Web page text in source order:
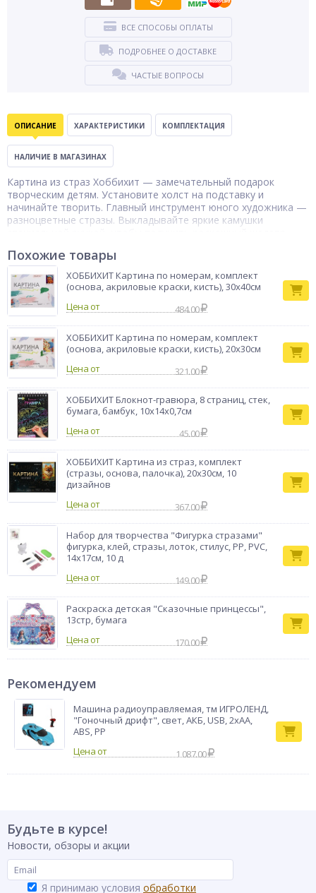
ВСЕ СПОСОБЫ ОПЛАТЫ
ПОДРОБНЕЕ О ДОСТАВКЕ
ЧАСТЫЕ ВОПРОСЫ
ОПИСАНИЕ ХАРАКТЕРИСТИКИ КОМПЛЕКТАЦИЯ
НАЛИЧИЕ В МАГАЗИНАХ
Картина из страз Хоббихит — замечательный подарок
творческим детям. Установите холст на подставку и
начинайте творить. Главный инструмент юного художника —
разноцветные стразы. Выкладывайте яркие камушки
Готовая работа станет прекрасным украшением интерьера и
памятным презентом родителям.
Тип товара
Набор для
Бренд
ХоббиХИТ
Похожие товары
ХОББИХИТ Картина по номерам, комплект
(основа, акриловые краски, кисть), 30х40см
Цена от
484.00
ХОББИХИТ Картина по номерам, комплект
(основа, акриловые краски, кисть), 20х30см
Цена от
321.00
ХОББИХИТ Блокнот-гравюра, 8 страниц, стек,
бумага, бамбук, 10х14х0,7см
Цена от
45.00
ХОББИХИТ Картина из страз, комплект
(стразы, основа, палочка), 20х30см, 10
дизайнов
Цена от
367.00
Набор для творчества "Фигурка стразами"
фигурка, клей, стразы, лоток, стилус, PP, PVC,
14х17см, 10 д
Цена от
149.00
Раскраска детская "Сказочные принцессы",
13стр, бумага
Цена от
170.00
Рекомендуем
Машина радиоуправляемая, тм ИГРОЛЕНД,
"Гоночный дрифт", свет, АКБ, USB, 2хАА,
ABS, PP
1 087.00
Будьте в курсе!
Новости, обзоры и акции
Я принимаю условия обработки